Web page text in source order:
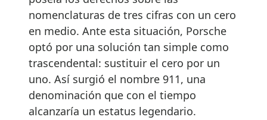
nomenclaturas de tres cifras con un cero
en medio. Ante esta situación, Porsche
optó por una solución tan simple como
trascendental: sustituir el cero por un
uno. Así surgió el nombre 911, una
denominación que con el tiempo
alcanzaría un estatus legendario.